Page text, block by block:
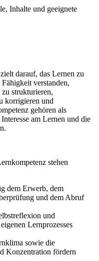
Inhalte und geeignete
darauf, das Lernen zu
verstanden,
strukturieren,
korrigieren und
gehören als
am Lernen und die
stehen
dem Erwerb, dem
und dem Abruf
und
Lernprozesses
sowie die
Konzentration fördern